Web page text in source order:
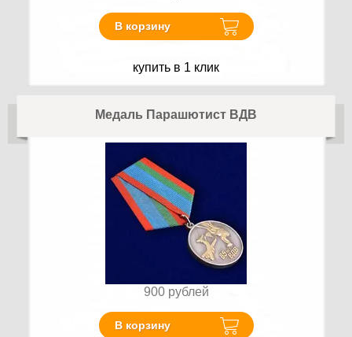
В корзину
купить в 1 клик
Медаль Парашютист ВДВ
900 рублей
В корзину